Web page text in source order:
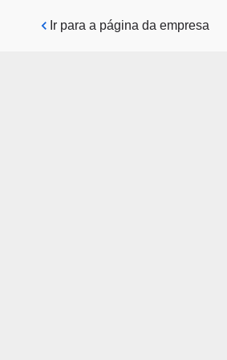
Pular para o conteúdo principal
Ir para a página da empresa